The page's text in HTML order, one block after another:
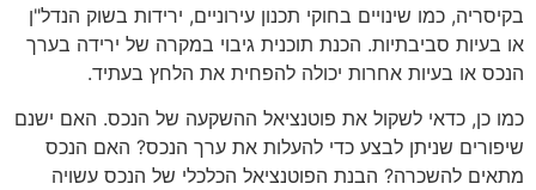
בקיסריה, כמו שינויים בחוקי תכנון עירוניים, ירידות בשוק הנדל"ן
או בעיות סביבתיות. הכנת תוכנית גיבוי במקרה של ירידה בערך
הנכס או בעיות אחרות יכולה להפחית את הלחץ בעתיד.
כמו כן, כדאי לשקול את פוטנציאל ההשקעה של הנכס. האם ישנם
שיפורים שניתן לבצע כדי להעלות את ערך הנכס? האם הנכס
מתאים להשכרה? הבנת הפוטנציאל הכלכלי של הנכס עשויה